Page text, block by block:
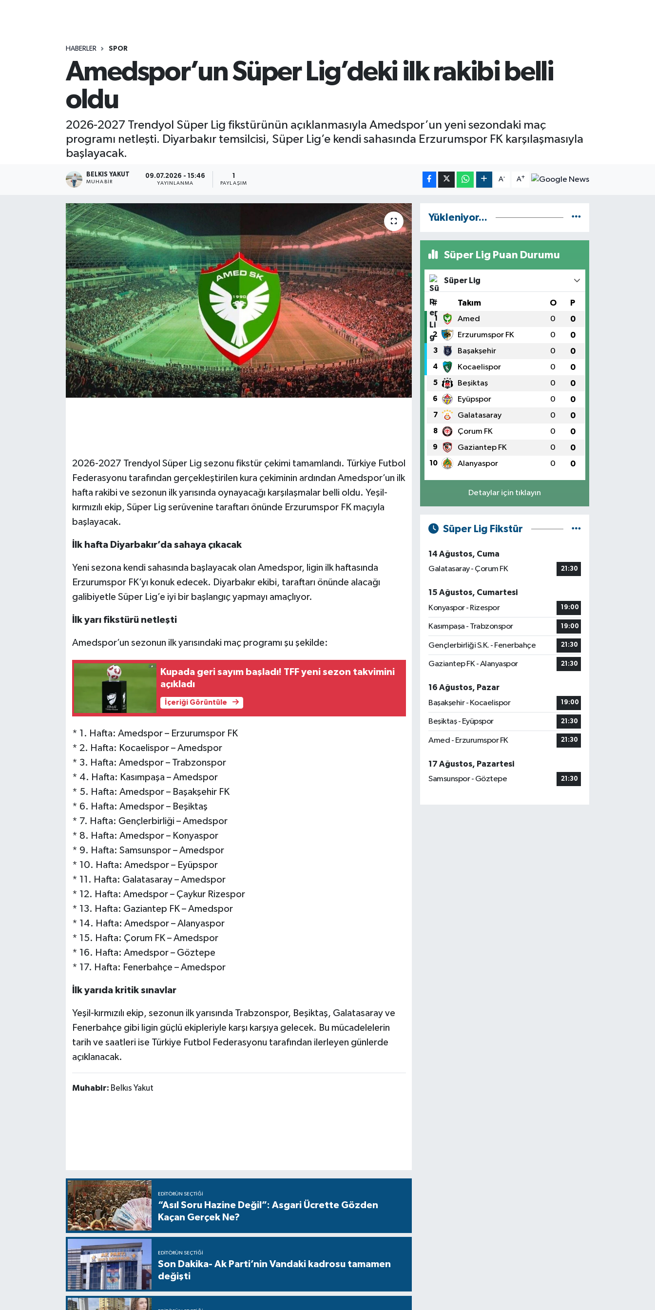
HABERLER SPOR
Amedspor’un Süper Lig’deki ilk rakibi belli
oldu
2026-2027 Trendyol Süper Lig fikstürünün açıklanmasıyla Amedspor’un yeni sezondaki maç
programı netleşti. Diyarbakır temsilcisi, Süper Lig’e kendi sahasında Erzurumspor FK karşılaşmasıyla
başlayacak.
BELKIS YAKUT
MUHABİR
09.07.2026 - 15:46
YAYINLANMA
1
PAYLAŞIM
A- A+
2026-2027 Trendyol Süper Lig sezonu fikstür çekimi tamamlandı. Türkiye Futbol
Federasyonu tarafından gerçekleştirilen kura çekiminin ardından Amedspor’un ilk
hafta rakibi ve sezonun ilk yarısında oynayacağı karşılaşmalar belli oldu. Yeşil-
kırmızılı ekip, Süper Lig serüvenine taraftarı önünde Erzurumspor FK maçıyla
başlayacak.
İlk hafta Diyarbakır’da sahaya çıkacak
Yeni sezona kendi sahasında başlayacak olan Amedspor, ligin ilk haftasında
Erzurumspor FK’yı konuk edecek. Diyarbakır ekibi, taraftarı önünde alacağı
galibiyetle Süper Lig’e iyi bir başlangıç yapmayı amaçlıyor.
İlk yarı fikstürü netleşti
Amedspor’un sezonun ilk yarısındaki maç programı şu şekilde:
Kupada geri sayım başladı! TFF yeni sezon takvimini
açıkladı
İçeriği Görüntüle
* 1. Hafta: Amedspor – Erzurumspor FK
* 2. Hafta: Kocaelispor – Amedspor
* 3. Hafta: Amedspor – Trabzonspor
* 4. Hafta: Kasımpaşa – Amedspor
* 5. Hafta: Amedspor – Başakşehir FK
* 6. Hafta: Amedspor – Beşiktaş
* 7. Hafta: Gençlerbirliği – Amedspor
* 8. Hafta: Amedspor – Konyaspor
* 9. Hafta: Samsunspor – Amedspor
* 10. Hafta: Amedspor – Eyüpspor
* 11. Hafta: Galatasaray – Amedspor
* 12. Hafta: Amedspor – Çaykur Rizespor
* 13. Hafta: Gaziantep FK – Amedspor
* 14. Hafta: Amedspor – Alanyaspor
* 15. Hafta: Çorum FK – Amedspor
* 16. Hafta: Amedspor – Göztepe
* 17. Hafta: Fenerbahçe – Amedspor
İlk yarıda kritik sınavlar
Yeşil-kırmızılı ekip, sezonun ilk yarısında Trabzonspor, Beşiktaş, Galatasaray ve
Fenerbahçe gibi ligin güçlü ekipleriyle karşı karşıya gelecek. Bu mücadelelerin
tarih ve saatleri ise Türkiye Futbol Federasyonu tarafından ilerleyen günlerde
açıklanacak.
Muhabir: Belkıs Yakut
EDITÖRÜN SEÇTIĞI
“Asıl Soru Hazine Değil”: Asgari Ücrette Gözden
Kaçan Gerçek Ne?
EDITÖRÜN SEÇTIĞI
Son Dakika- Ak Parti’nin Vandaki kadrosu tamamen
değişti
Yükleniyor...
Süper Lig Puan Durumu
Süper Lig
# Takım O P
1 Amed 0 0
2 Erzurumspor FK 0 0
3 Başakşehir 0 0
4 Kocaelispor 0 0
5 Beşiktaş 0 0
6 Eyüpspor 0 0
7 Galatasaray 0 0
8 Çorum FK 0 0
9 Gaziantep FK 0 0
10 Alanyaspor 0 0
Detaylar için tıklayın
Süper Lig Fikstür
14 Ağustos, Cuma
Galatasaray - Çorum FK
21:30
15 Ağustos, Cumartesi
Konyaspor - Rizespor
19:00
Kasımpaşa - Trabzonspor 19:00
Gençlerbirliği S.K. - Fenerbahçe 21:30
Gaziantep FK - Alanyaspor 21:30
16 Ağustos, Pazar
Başakşehir - Kocaelispor
19:00
Beşiktaş - Eyüpspor 21:30
Amed - Erzurumspor FK 21:30
17 Ağustos, Pazartesi
Samsunspor - Göztepe
21:30